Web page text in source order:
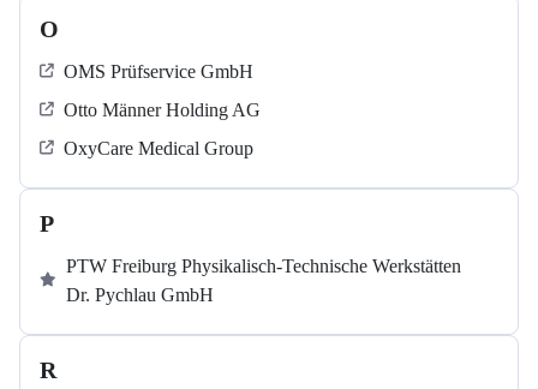
O
OMS Prüfservice GmbH
Otto Männer Holding AG
OxyCare Medical Group
P
PTW Freiburg Physikalisch-Technische Werkstätten
Dr. Pychlau GmbH
R